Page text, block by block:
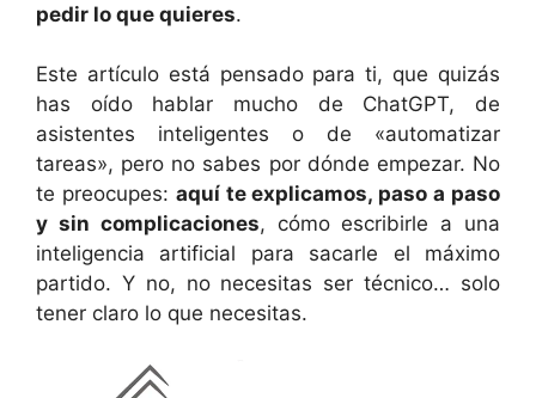
pedir lo que quieres.
Este artículo está pensado para ti, que quizás
has oído hablar mucho de ChatGPT, de
asistentes inteligentes o de «automatizar
tareas», pero no sabes por dónde empezar. No
te preocupes: aquí te explicamos, paso a paso
y sin complicaciones, cómo escribirle a una
inteligencia artificial para sacarle el máximo
partido. Y no, no necesitas ser técnico… solo
tener claro lo que necesitas.